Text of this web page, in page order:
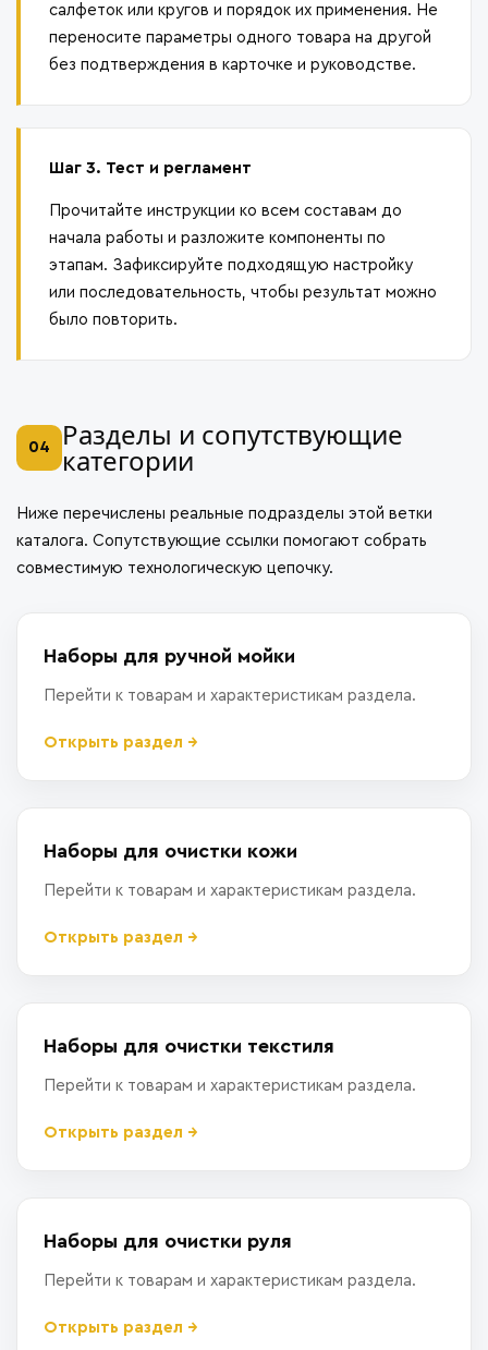
салфеток или кругов и порядок их применения. Не
переносите параметры одного товара на другой
без подтверждения в карточке и руководстве.
Шаг 3. Тест и регламент
Прочитайте инструкции ко всем составам до
начала работы и разложите компоненты по
этапам. Зафиксируйте подходящую настройку
или последовательность, чтобы результат можно
было повторить.
04 Разделы и сопутствующие
категории
Ниже перечислены реальные подразделы этой ветки
каталога. Сопутствующие ссылки помогают собрать
совместимую технологическую цепочку.
Наборы для ручной мойки
Перейти к товарам и характеристикам раздела.
Открыть раздел →
Наборы для очистки кожи
Перейти к товарам и характеристикам раздела.
Открыть раздел →
Наборы для очистки текстиля
Перейти к товарам и характеристикам раздела.
Открыть раздел →
Наборы для очистки руля
Перейти к товарам и характеристикам раздела.
Открыть раздел →